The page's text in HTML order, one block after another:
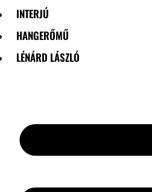
INTERJÚ
HANGERŐMŰ
LÉNÁRD LÁSZLÓ